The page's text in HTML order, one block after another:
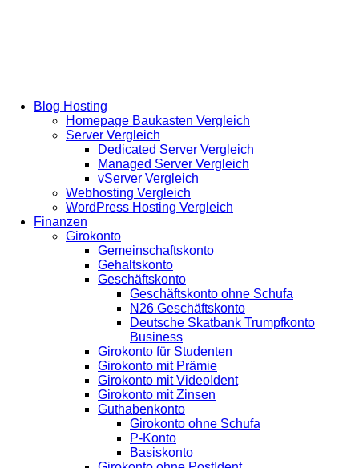
Blog Hosting
Homepage Baukasten Vergleich
Server Vergleich
Dedicated Server Vergleich
Managed Server Vergleich
vServer Vergleich
Webhosting Vergleich
WordPress Hosting Vergleich
Finanzen
Girokonto
Gemeinschaftskonto
Gehaltskonto
Geschäftskonto
Geschäftskonto ohne Schufa
N26 Geschäftskonto
Deutsche Skatbank Trumpfkonto
Business
Girokonto für Studenten
Girokonto mit Prämie
Girokonto mit VideoIdent
Girokonto mit Zinsen
Guthabenkonto
Girokonto ohne Schufa
P-Konto
Basiskonto